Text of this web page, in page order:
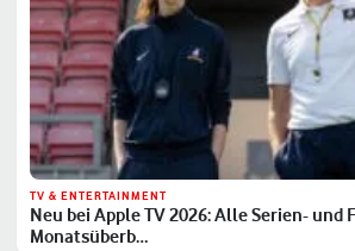
TV & ENTERTAINMENT
Neu bei Apple TV 2026: Alle Serien- und
Monatsüberb…